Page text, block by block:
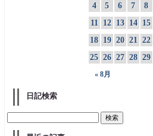
« 8月
4
5 6 7 8
11
12 13 14 15
18 19 20 21 22
25 26 27 28 29
日記検索